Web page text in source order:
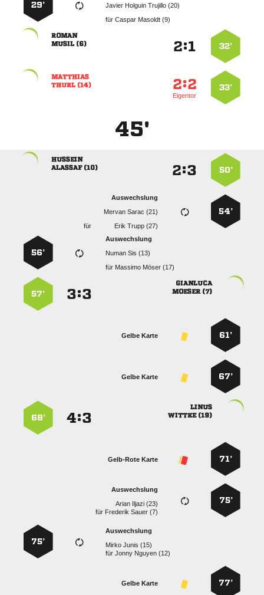
   
für  
29’
32’
:

 
33’
:
Eigentor

 
45'
50’
:

 
54’
Auswechslung
  
für
  
Auswechslung
  
für   
56’

 
:
57’
61’
Gelbe Karte
67’
Gelbe Karte

 
:
68’
71’
Gelb-Rote Karte
75’
Auswechslung
  
für   
Auswechslung
  
für  
75’
77’
Gelbe Karte